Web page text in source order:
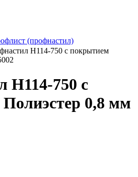
(профнастил)
Н114-750 с покрытием
Н114-750 с
0,8 мм